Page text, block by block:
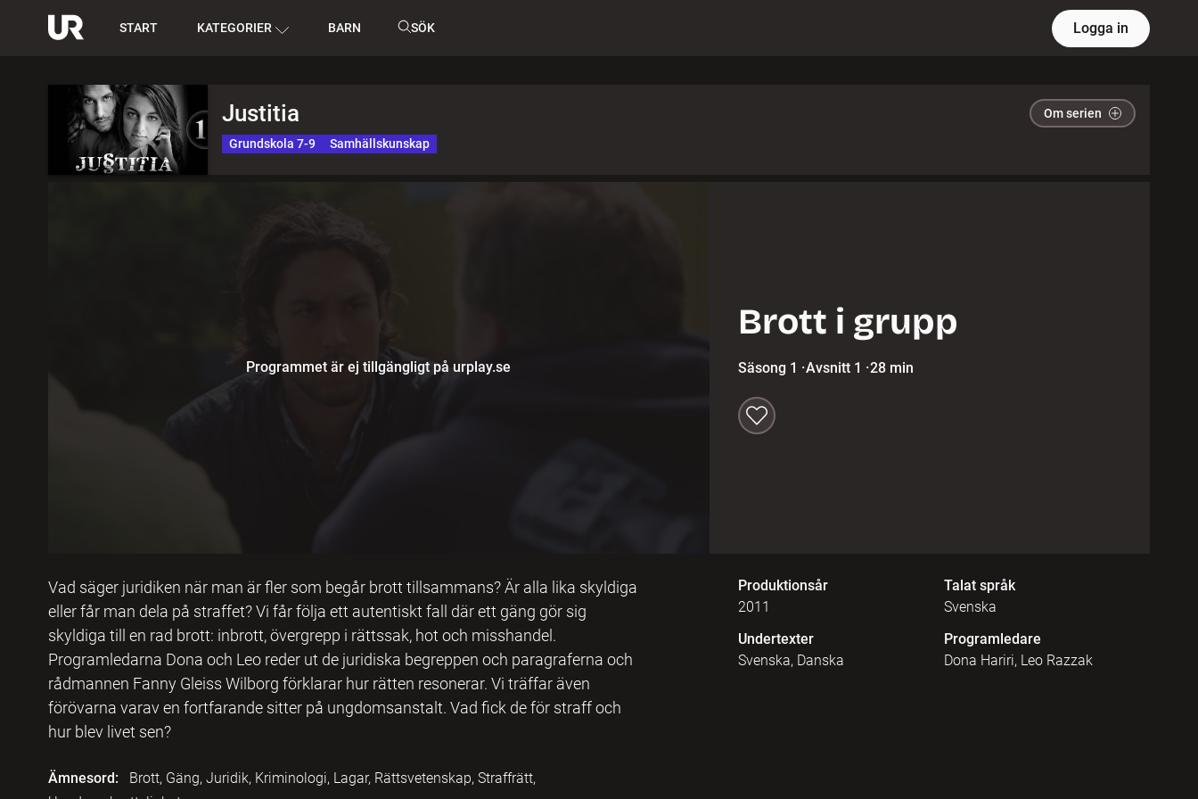
START KATEGORIER BARN SÖK Logga in
Justitia Om serien
Grundskola 7-9 Samhällskunskap
Programmet är ej tillgängligt på urplay.se
Brott i grupp
Säsong 1 ·Avsnitt 1 ·28 min
Vad säger juridiken när man är fler som begår brott tillsammans? Är alla lika skyldiga
eller får man dela på straffet? Vi får följa ett autentiskt fall där ett gäng gör sig
skyldiga till en rad brott: inbrott, övergrepp i rättssak, hot och misshandel.
Programledarna Dona och Leo reder ut de juridiska begreppen och paragraferna och
rådmannen Fanny Gleiss Wilborg förklarar hur rätten resonerar. Vi träffar även
förövarna varav en fortfarande sitter på ungdomsanstalt. Vad fick de för straff och
hur blev livet sen?
Ämnesord:
Brott, Gäng, Juridik, Kriminologi, Lagar, Rättsvetenskap, Straffrätt,
Produktionsår
2011
Talat språk
Svenska
Undertexter
Svenska, Danska
Programledare
Dona Hariri, Leo Razzak